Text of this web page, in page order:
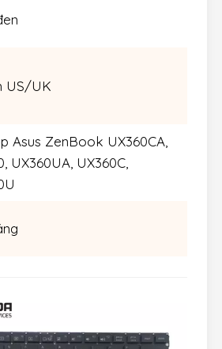
US/UK
Asus ZenBook UX360CA,
UX360UA, UX360C,